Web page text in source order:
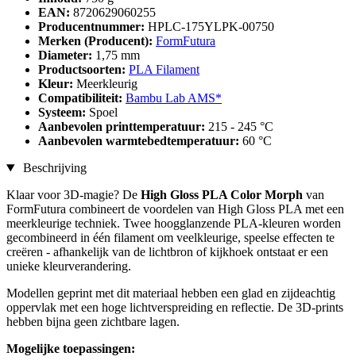
EAN: 8720629060255
Producentnummer: HPLC-175YLPK-00750
Merken (Producent): FormFutura
Diameter: 1,75 mm
Productsoorten: PLA Filament
Kleur: Meerkleurig
Compatibiliteit: Bambu Lab AMS*
Systeem: Spoel
Aanbevolen printtemperatuur: 215 - 245 °C
Aanbevolen warmtebedtemperatuur: 60 °C
Beschrijving
Klaar voor 3D-magie? De High Gloss PLA Color Morph van
FormFutura combineert de voordelen van High Gloss PLA met een
meerkleurige techniek. Twee hoogglanzende PLA-kleuren worden
gecombineerd in één filament om veelkleurige, speelse effecten te
creëren - afhankelijk van de lichtbron of kijkhoek ontstaat er een
unieke kleurverandering.
Modellen geprint met dit materiaal hebben een glad en zijdeachtig
oppervlak met een hoge lichtverspreiding en reflectie. De 3D-prints
hebben bijna geen zichtbare lagen.
Mogelijke toepassingen: